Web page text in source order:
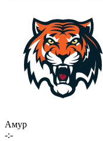
Амур
-:-